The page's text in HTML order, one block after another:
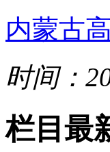
内蒙古
时间：
栏目最